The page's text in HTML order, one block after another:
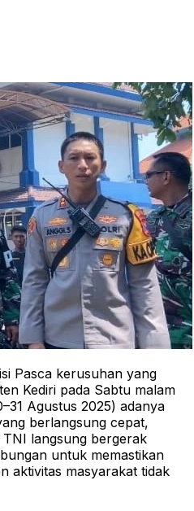
Pasca kerusuhan yang
Kediri pada Sabtu malam
Agustus 2025) adanya
berlangsung cepat,
langsung bergerak
untuk memastikan
aktivitas masyarakat tidak